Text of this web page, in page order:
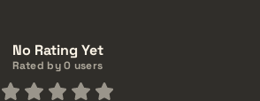
No Rating Yet
Rated by 0 users